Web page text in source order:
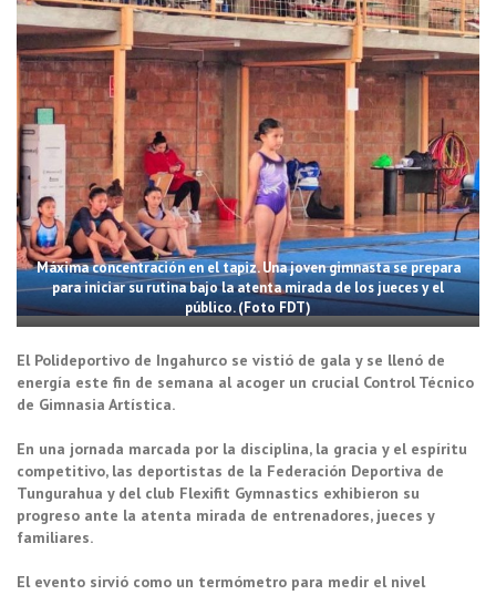
Máxima concentración en el tapiz. Una joven gimnasta se prepara
para iniciar su rutina bajo la atenta mirada de los jueces y el
público. (Foto FDT)
El Polideportivo de Ingahurco se vistió de gala y se llenó de
energía este fin de semana al acoger un crucial Control Técnico
de Gimnasia Artística.
En una jornada marcada por la disciplina, la gracia y el espíritu
competitivo, las deportistas de la Federación Deportiva de
Tungurahua y del club Flexifit Gymnastics exhibieron su
progreso ante la atenta mirada de entrenadores, jueces y
familiares.
El evento sirvió como un termómetro para medir el nivel